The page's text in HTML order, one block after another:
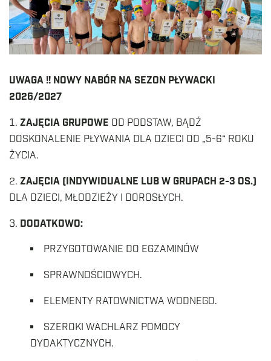
UWAGA !! NOWY NABÓR NA SEZON PŁYWACKI
2026/2027
ZAJĘCIA GRUPOWE OD PODSTAW, BĄDŹ
DOSKONALENIE PŁYWANIA DLA DZIECI OD „5-6“ ROKU
ŻYCIA.
ZAJĘCIA (INDYWIDUALNE LUB W GRUPACH 2-3 OS.)
DLA DZIECI, MŁODZIEŻY I DOROSŁYCH.
DODATKOWO:
PRZYGOTOWANIE DO EGZAMINÓW
SPRAWNOŚCIOWYCH.
ELEMENTY RATOWNICTWA WODNEGO.
SZEROKI WACHLARZ POMOCY
DYDAKTYCZNYCH.